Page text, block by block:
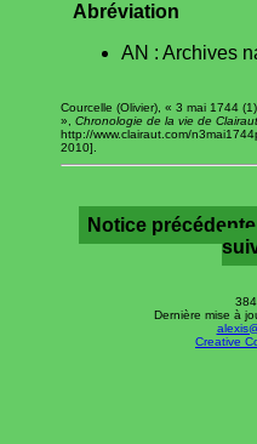
Abréviation
AN : Archives
Courcelle (Olivier), « 3 mai 1744
», Chronologie de la vie de
http://www.clairaut.com/
2010].
Notice précédente
Dernière mise à
Creative